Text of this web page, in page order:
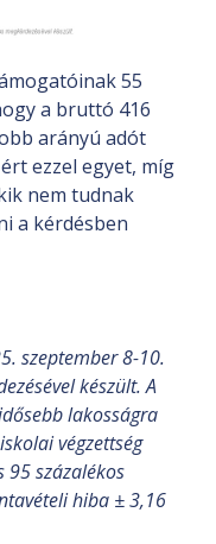
55
a bruttó 416
arányú adót
ezzel egyet, míg
nem tudnak
a kérdésben
szeptember 8-10.
készült. A
lakosságra
végzettség
95 százalékos
hiba ± 3,16